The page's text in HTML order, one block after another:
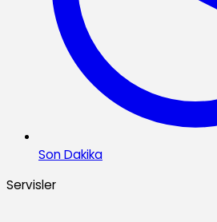
Son Dakika
Servisler